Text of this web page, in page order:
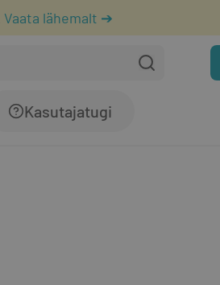
Vaata lähemalt ➔
Kasutajatugi